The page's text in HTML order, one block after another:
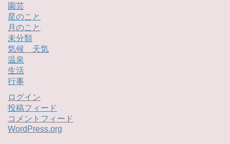
園芸
星のこと
月のこと
未分類
気候 天気
温泉
生活
行事
ログイン
投稿フィード
コメントフィード
WordPress.org